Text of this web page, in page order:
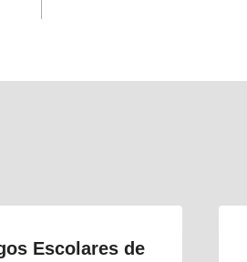
Escolares de